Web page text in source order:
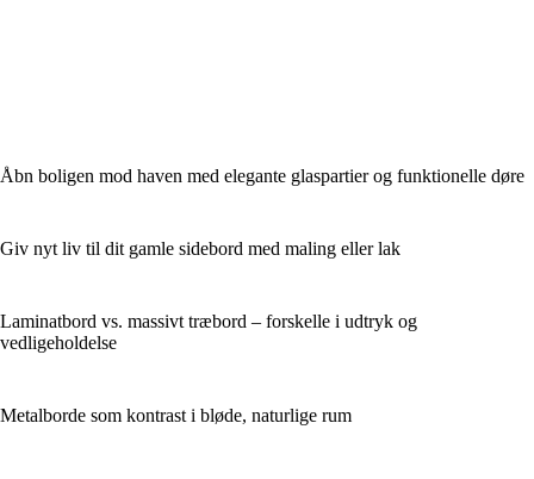
Åbn boligen mod haven med elegante glaspartier og funktionelle døre
Giv nyt liv til dit gamle sidebord med maling eller lak
Laminatbord vs. massivt træbord – forskelle i udtryk og
vedligeholdelse
Metalborde som kontrast i bløde, naturlige rum